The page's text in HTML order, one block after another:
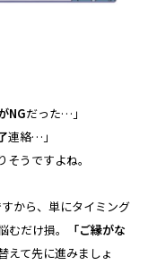
NGだった…」
連絡…」
うですよね。
から、単にタイミング
だけ損。
「ご縁がな
えて先に進みましょ